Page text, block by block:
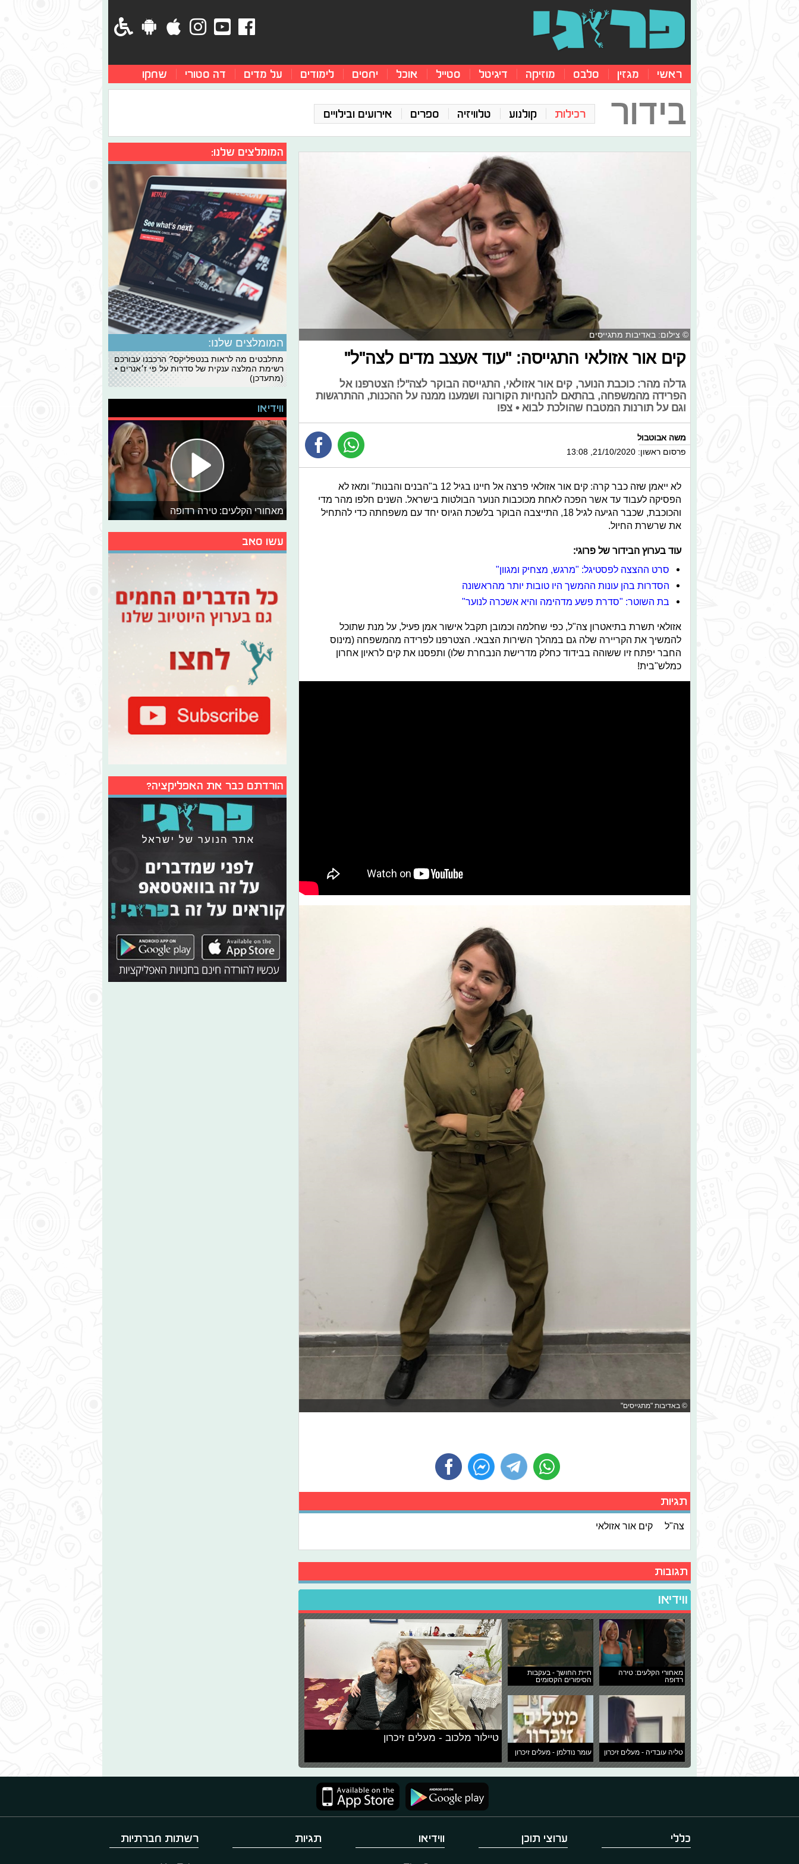
ראשי מגזין סלבס מוזיקה דיגיטל סטייל אוכל יחסים לימודים על מדים דה סטורי שחקו
בידור רכילות קולנוע טלוויזיה ספרים אירועים ובילויים
© צילום: באדיבות מתגייסים
קים אור אזולאי התגייסה: "עוד אעצב מדים לצה"ל"
גדלה מהר: כוכבת הנוער, קים אור אזולאי, התגייסה הבוקר לצה"ל! הצטרפנו אל
הפרידה מהמשפחה, בהתאם להנחיות הקורונה ושמענו ממנה על ההכנות, ההתרגשות
וגם על תורנות המטבח שהולכת לבוא • צפו
משה אבוטבול
פרסום ראשון: 21/10/2020, 13:08
לא ייאמן שזה כבר קרה: קים אור אזולאי פרצה אל חיינו בגיל 12 ב"הבנים והבנות" ומאז לא
הפסיקה לעבוד עד אשר הפכה לאחת מכוכבות הנוער הבולטות בישראל. השנים חלפו מהר מדי
והכוכבת, שכבר הגיעה לגיל 18, התייצבה הבוקר בלשכת הגיוס יחד עם משפחתה כדי להתחיל
את שרשרת החיול.
עוד בערוץ הבידור של פרוגי:
סרט ההצצה לפסטיגל: "מרגש, מצחיק ומגוון"
הסדרות בהן עונות ההמשך היו טובות יותר מהראשונה
בת השוטר: "סדרת פשע מדהימה והיא אשכרה לנוער"
אזולאי תשרת בתיאטרון צה"ל, כפי שחלמה וכמובן תקבל אישור אמן פעיל, על מנת שתוכל
להמשיך את הקריירה שלה גם במהלך השירות הצבאי. הצטרפנו לפרידה מהמשפחה (מינוס
החבר יפתח זיו ששוהה בבידוד כחלק מדרישת הנבחרת שלו) ותפסנו את קים לראיון אחרון
כמלש"בית!
© באדיבות "מתגייסים"
תגיות
צה"ל קים אור אזולאי
תגובות
ווידיאו
מאחורי הקלעים: טירה
רדופה
חיית החושך - בעקבות
הסיפורים הקסומים
טליה עובדיה - מעלים זיכרון עומר נודלמן - מעלים זיכרון
טיילור מלכוב - מעלים זיכרון
המומלצים שלנו:
המומלצים שלנו:
מתלבטים מה לראות בנטפליקס? הרכבנו עבורכם
רשימת המלצה ענקית של סדרות על פי ז׳אנרים •
(מתעדכן)
ווידיאו
מאחורי הקלעים: טירה רדופה
עשו סאב
הורדתם כבר את האפליקציה?
כללי ערוצי תוכן ווידיאו תגיות רשתות חברתיות